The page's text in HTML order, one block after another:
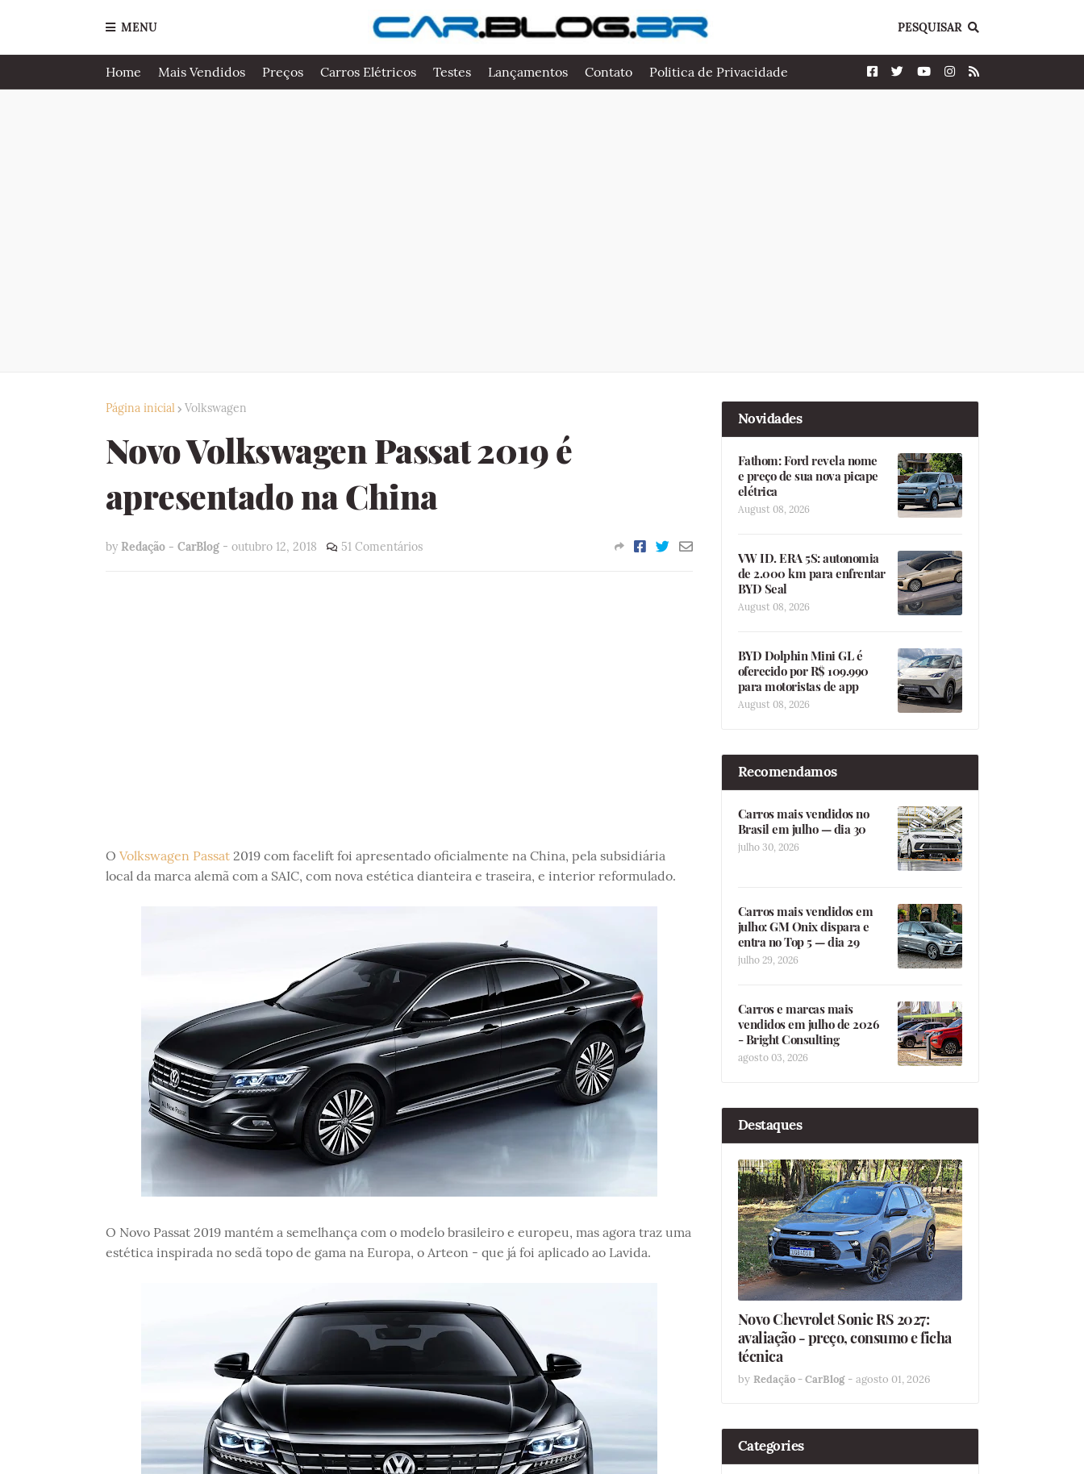
MENU PESQUISAR
Home Mais Vendidos Preços Carros Elétricos Testes Lançamentos Contato Politica de Privacidade
Página inicial Volkswagen
Novo Volkswagen Passat 2019 é
apresentado na China
by Redação - CarBlog - outubro 12, 2018 51 Comentários
O Volkswagen Passat2019 com facelift foi apresentado oficialmente na China, pela subsidiária
local da marca alemã com a SAIC, com nova estética dianteira e traseira, e interior reformulado.
O Novo Passat 2019 mantém a semelhança com o modelo brasileiro e europeu, mas agora traz uma
estética inspirada no sedã topo de gama na Europa, o Arteon - que já foi aplicado ao Lavida.
Novidades
Fathom: Ford revela nome
e preço de sua nova picape
elétrica
August 08, 2026
VW ID. ERA 5S: autonomia
de 2.000 km para enfrentar
BYD Seal
August 08, 2026
BYD Dolphin Mini GL é
oferecido por R$ 109.990
para motoristas de app
August 08, 2026
Recomendamos
Carros mais vendidos no
Brasil em julho — dia 30
julho 30, 2026
Carros mais vendidos em
julho: GM Onix dispara e
entra no Top 5 — dia 29
julho 29, 2026
Carros e marcas mais
vendidos em julho de 2026
- Bright Consulting
agosto 03, 2026
Destaques
Novo Chevrolet Sonic RS 2027:
avaliação - preço, consumo e ficha
técnica
by Redação - CarBlog - agosto 01, 2026
Categories